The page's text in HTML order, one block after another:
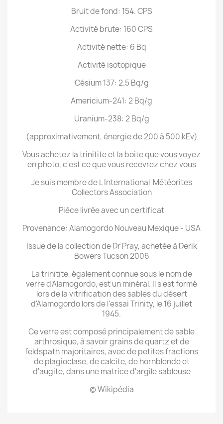
Bruit de fond: 154. CPS
Activité brute: 160 CPS
Activité nette: 6 Bq
Activité isotopique
Césium 137: 2.5 Bq/g
Americium-241: 2 Bq/g
Uranium-238: 2 Bq/g
(approximativement, énergie de 200 à 500 kEv)
Vous achetez la trinitite et la boite que vous voyez
en photo, c'est ce que vous recevrez chez vous
Je suis membre de L International Météorites
Collectors Association
Pièce livrée avec un certificat
Provenance: Alamogordo Nouveau Mexique - USA
Issue de la collection de Dr Pray, achetée à Derik
Bowers Tucson 2006
La trinitite, également connue sous le nom de
verre d'Alamogordo, est un minéral. Il s'est formé
lors de la vitrification des sables du désert
d'Alamogordo lors de l'essai Trinity, le 16 juillet
1945.
Ce verre est composé principalement de sable
arthrosique, à savoir grains de quartz et de
feldspath majoritaires, avec de petites fractions
de plagioclase, de calcite, de hornblende et
d'augite, dans une matrice d'argile sableuse
© Wikipédia